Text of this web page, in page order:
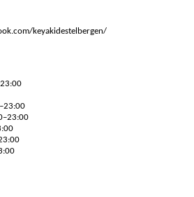
keyakidestelbergen/